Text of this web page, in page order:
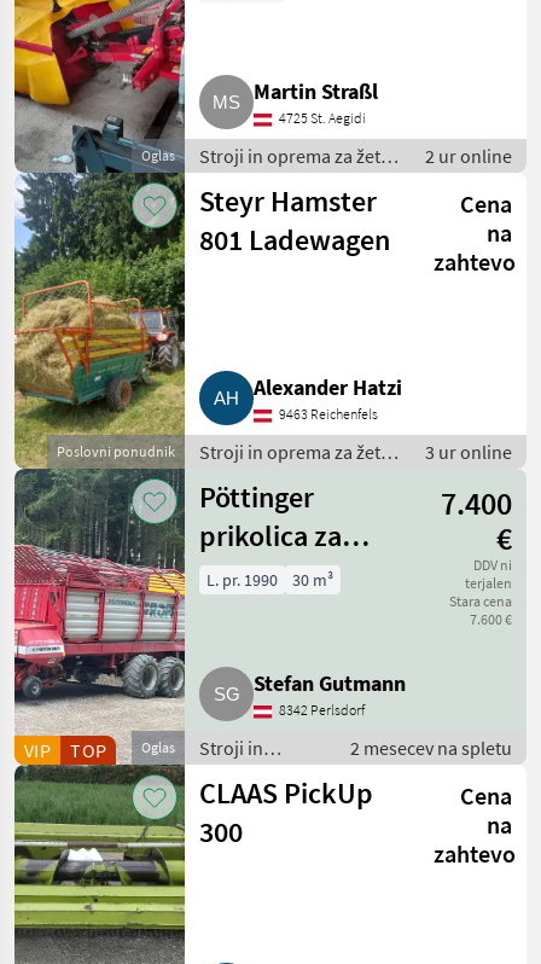
Oglas
Martin Straßl
4725 St. Aegidi
Stroji in oprema za žetev
in spravilo / Kosilnica
2 ur online
Poslovni ponudnik
Steyr Hamster
801 Ladewagen
Cena
na
zahtevo
Alexander Hatzi
9463 Reichenfels
Stroji in oprema za žetev
prikolica
3 ur online
Oglas
VIP TOP
Pöttinger
prikolica za
pobiranje
7.400
€
DDV ni
terjalen
Stara cena
7.600 €
L. pr. 1990 30 m³
Stefan Gutmann
8342 Perlsdorf
Stroji in
oprema za
žetev in
spravilo /
Nakladalna
2 mesecev na spletu
CLAAS PickUp
300
Cena
na
zahtevo